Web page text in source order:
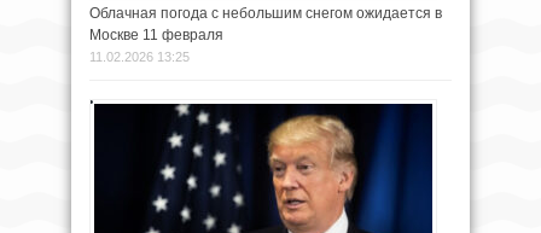
Облачная погода с небольшим снегом ожидается в
Москве 11 февраля
11.02.2026 13:25